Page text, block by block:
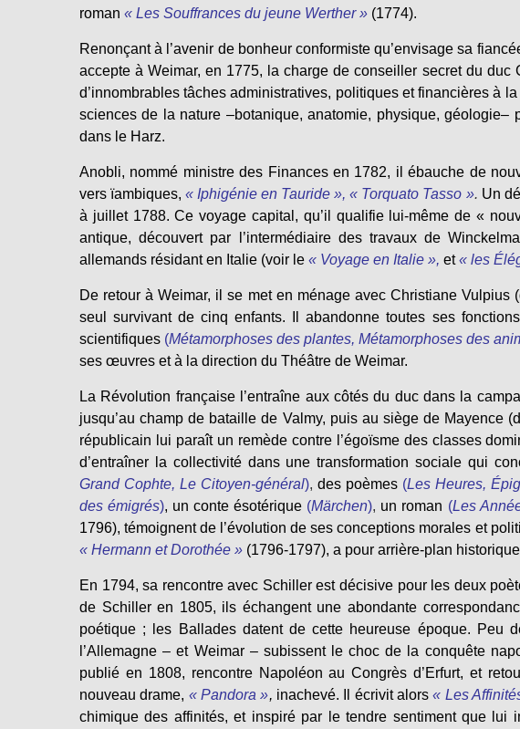
roman « Les Souffrances du jeune Werther » (1774).
Renonçant à l’avenir de bonheur conformiste qu’envisage sa
accepte à Weimar, en 1775, la charge de conseiller secret du
d’innombrables tâches administratives, politiques et financières à
sciences de la nature –botanique, anatomie, physique, géologie–
dans le Harz.
Anobli, nommé ministre des Finances en 1782, il ébauche de
vers ïambiques, « Iphigénie en Tauride », « Torquato Tasso ». Un
à juillet 1788. Ce voyage capital, qu’il qualifie lui-même de «
antique, découvert par l’intermédiaire des travaux de
allemands résidant en Italie (voir le « Voyage en Italie », et « les
De retour à Weimar, il se met en ménage avec Christiane Vulpius
seul survivant de cinq enfants. Il abandonne toutes ses
scientifiques (Métamorphoses des plantes, Métamorphoses des
ses œuvres et à la direction du Théâtre de Weimar.
La Révolution française l’entraîne aux côtés du duc dans la
jusqu’au champ de bataille de Valmy, puis au siège de Mayence
républicain lui paraît un remède contre l’égoïsme des classes
d’entraîner la collectivité dans une transformation sociale qui
Grand Cophte, Le Citoyen-général), des poèmes (Les Heures,
des émigrés), un conte ésotérique (Märchen), un roman (Les
1796), témoignent de l’évolution de ses conceptions morales et
« Hermann et Dorothée » (1796-1797), a pour arrière-plan
En 1794, sa rencontre avec Schiller est décisive pour les deux
de Schiller en 1805, ils échangent une abondante
poétique ; les Ballades datent de cette heureuse époque. Peu
l’Allemagne – et Weimar – subissent le choc de la conquête
publié en 1808, rencontre Napoléon au Congrès d’Erfurt, et
nouveau drame, « Pandora », inachevé. Il écrivit alors « Les
chimique des affinités, et inspiré par le tendre sentiment que lui